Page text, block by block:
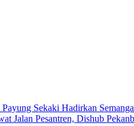
Sekaki Hadirkan
Jalan Pesantren, Dishub